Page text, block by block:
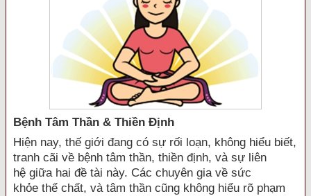
Bệnh Tâm Thần & Thiền Định
Hiện nay, thế giới đang có sự rối loạn, không hiểu biết,
tranh cãi về bệnh tâm thần, thiền định, và sự liên
hệ giữa hai đề tài này. Các chuyên gia về sức
khỏe thể chất, và tâm thần cũng không hiểu rõ phạm